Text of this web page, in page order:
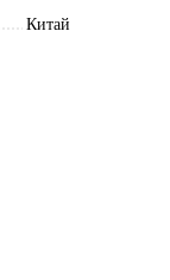
Китай